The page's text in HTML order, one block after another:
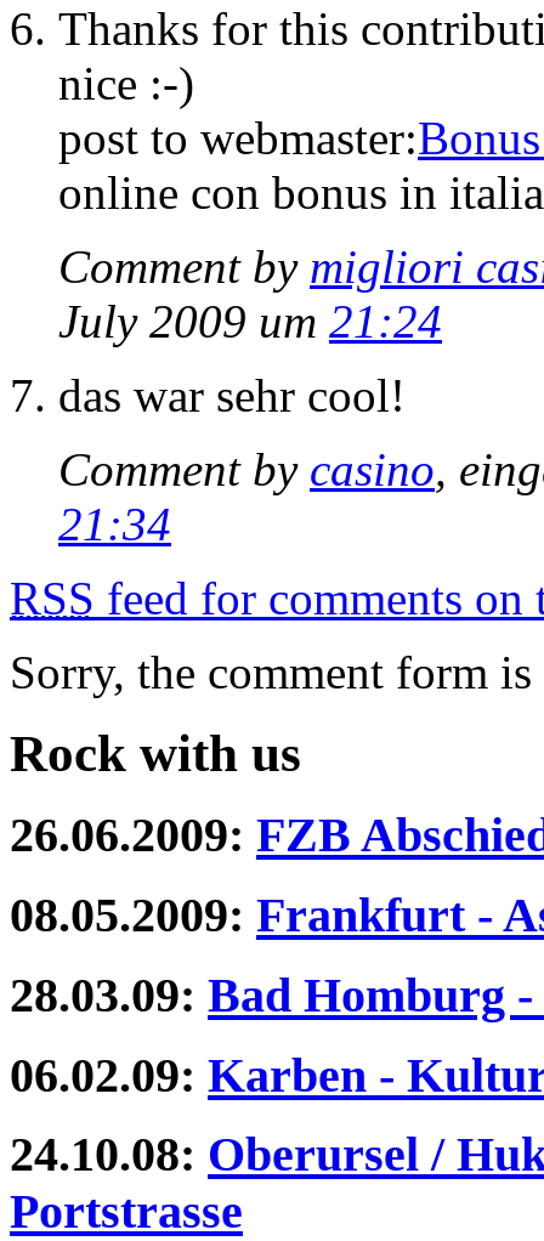
Thanks for this
nice :-)
post to webmaster:
online con bonus in
Comment by migliori
July 2009 um 21:24
das war sehr cool!
Comment by casino,
21:34
RSS feed for comments on
Sorry, the comment form
Rock with us
26.06.2009: FZB
08.05.2009: Frankfurt -
28.03.09: Bad Homburg
06.02.09: Karben -
24.10.08: Oberursel /
Portstrasse